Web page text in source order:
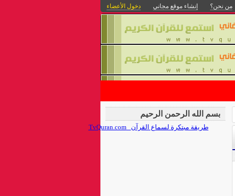
من نحن؟ إنشاء موقع مجاني دخول الأعضاء
بسم الله الرحمن الرحيم